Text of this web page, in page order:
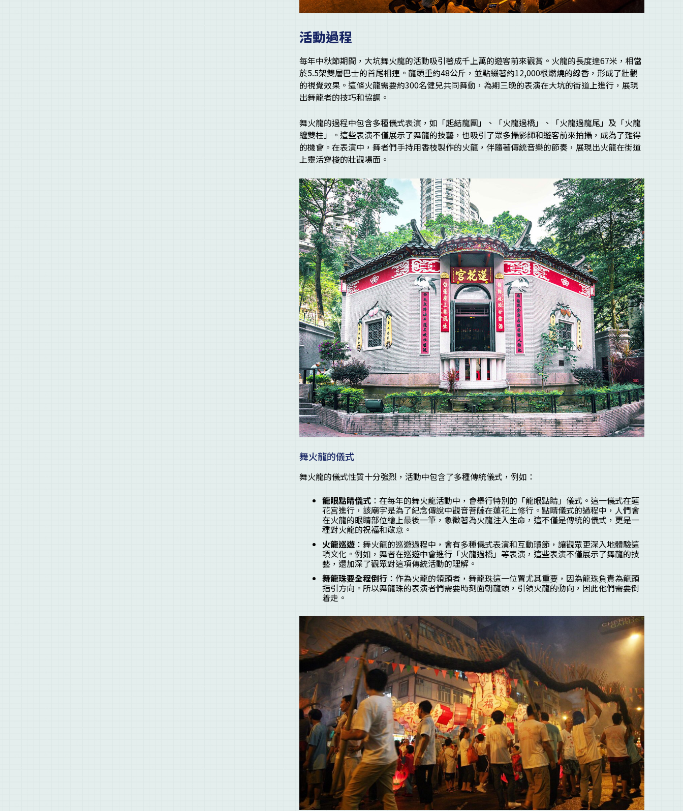
活動過程
每年中秋節期間，大坑舞火龍的活動吸引著成千上萬的遊客前來觀賞。火龍的長度達67米，相當
於5.5架雙層巴士的首尾相連。龍頭重約48公斤，並點綴著約12,000根燃燒的線香，形成了壯觀
的視覺效果。這條火龍需要約300名健兒共同舞動，為期三晚的表演在大坑的街道上進行，展現
出舞龍者的技巧和協調。
舞火龍的過程中包含多種儀式表演，如「起結龍團」、「火龍過橋」、「火龍過龍尾」及「火龍
纏雙柱」。這些表演不僅展示了舞龍的技藝，也吸引了眾多攝影師和遊客前來拍攝，成為了難得
的機會。在表演中，舞者們手持用香枝製作的火龍，伴隨著傳統音樂的節奏，展現出火龍在街道
上靈活穿梭的壯觀場面。
舞火龍的儀式
舞火龍的儀式性質十分強烈，活動中包含了多種傳統儀式，例如：
龍眼點睛儀式 ：在每年的舞火龍活動中，會舉行特別的「龍眼點睛」儀式。這一儀式在蓮
花宮進行，該廟宇是為了紀念傳說中觀音菩薩在蓮花上修行。點睛儀式的過程中，人們會
在火龍的眼睛部位繪上最後一筆，象徵著為火龍注入生命，這不僅是傳統的儀式，更是一
種對火龍的祝福和敬意。
火龍巡遊 ：舞火龍的巡遊過程中，會有多種儀式表演和互動環節，讓觀眾更深入地體驗這
項文化。例如，舞者在巡遊中會進行「火龍過橋」等表演，這些表演不僅展示了舞龍的技
藝，還加深了觀眾對這項傳統活動的理解。
舞龍珠要全程倒行 ：作為火龍的領頭者，舞龍珠這一位置尤其重要，因為龍珠負責為龍頭
指引方向。所以舞龍珠的表演者們需要時刻面朝龍頭，引領火龍的動向，因此他們需要倒
着走。